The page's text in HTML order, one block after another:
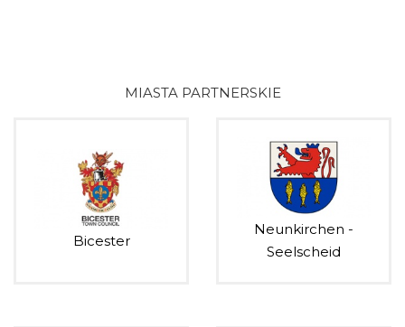
MIASTA PARTNERSKIE
Bicester
Neunkirchen -
Seelscheid